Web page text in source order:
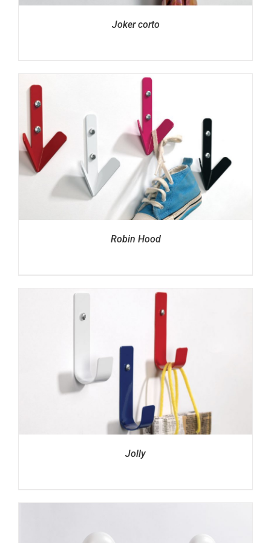
Joker corto
Robin Hood
Jolly